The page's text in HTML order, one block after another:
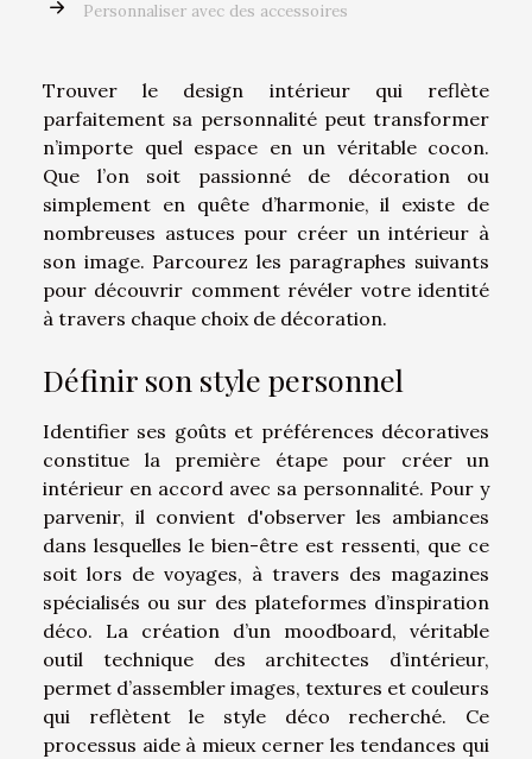
Personnaliser avec des accessoires
Trouver le design intérieur qui reflète
parfaitement sa personnalité peut transformer
n’importe quel espace en un véritable cocon.
Que l’on soit passionné de décoration ou
simplement en quête d’harmonie, il existe de
nombreuses astuces pour créer un intérieur à
son image. Parcourez les paragraphes suivants
pour découvrir comment révéler votre identité
à travers chaque choix de décoration.
Définir son style personnel
Identifier ses goûts et préférences décoratives
constitue la première étape pour créer un
intérieur en accord avec sa personnalité. Pour y
parvenir, il convient d'observer les ambiances
dans lesquelles le bien-être est ressenti, que ce
soit lors de voyages, à travers des magazines
spécialisés ou sur des plateformes d’inspiration
déco. La création d’un moodboard, véritable
outil technique des architectes d’intérieur,
permet d’assembler images, textures et couleurs
qui reflètent le style déco recherché. Ce
processus aide à mieux cerner les tendances qui